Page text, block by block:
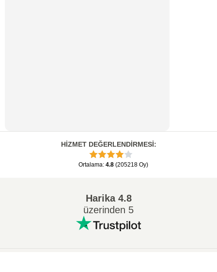
HİZMET DEĞERLENDİRMESİ:
Ortalama: 4.8 (205218 Oy)
Harika4.8
üzerinden 5